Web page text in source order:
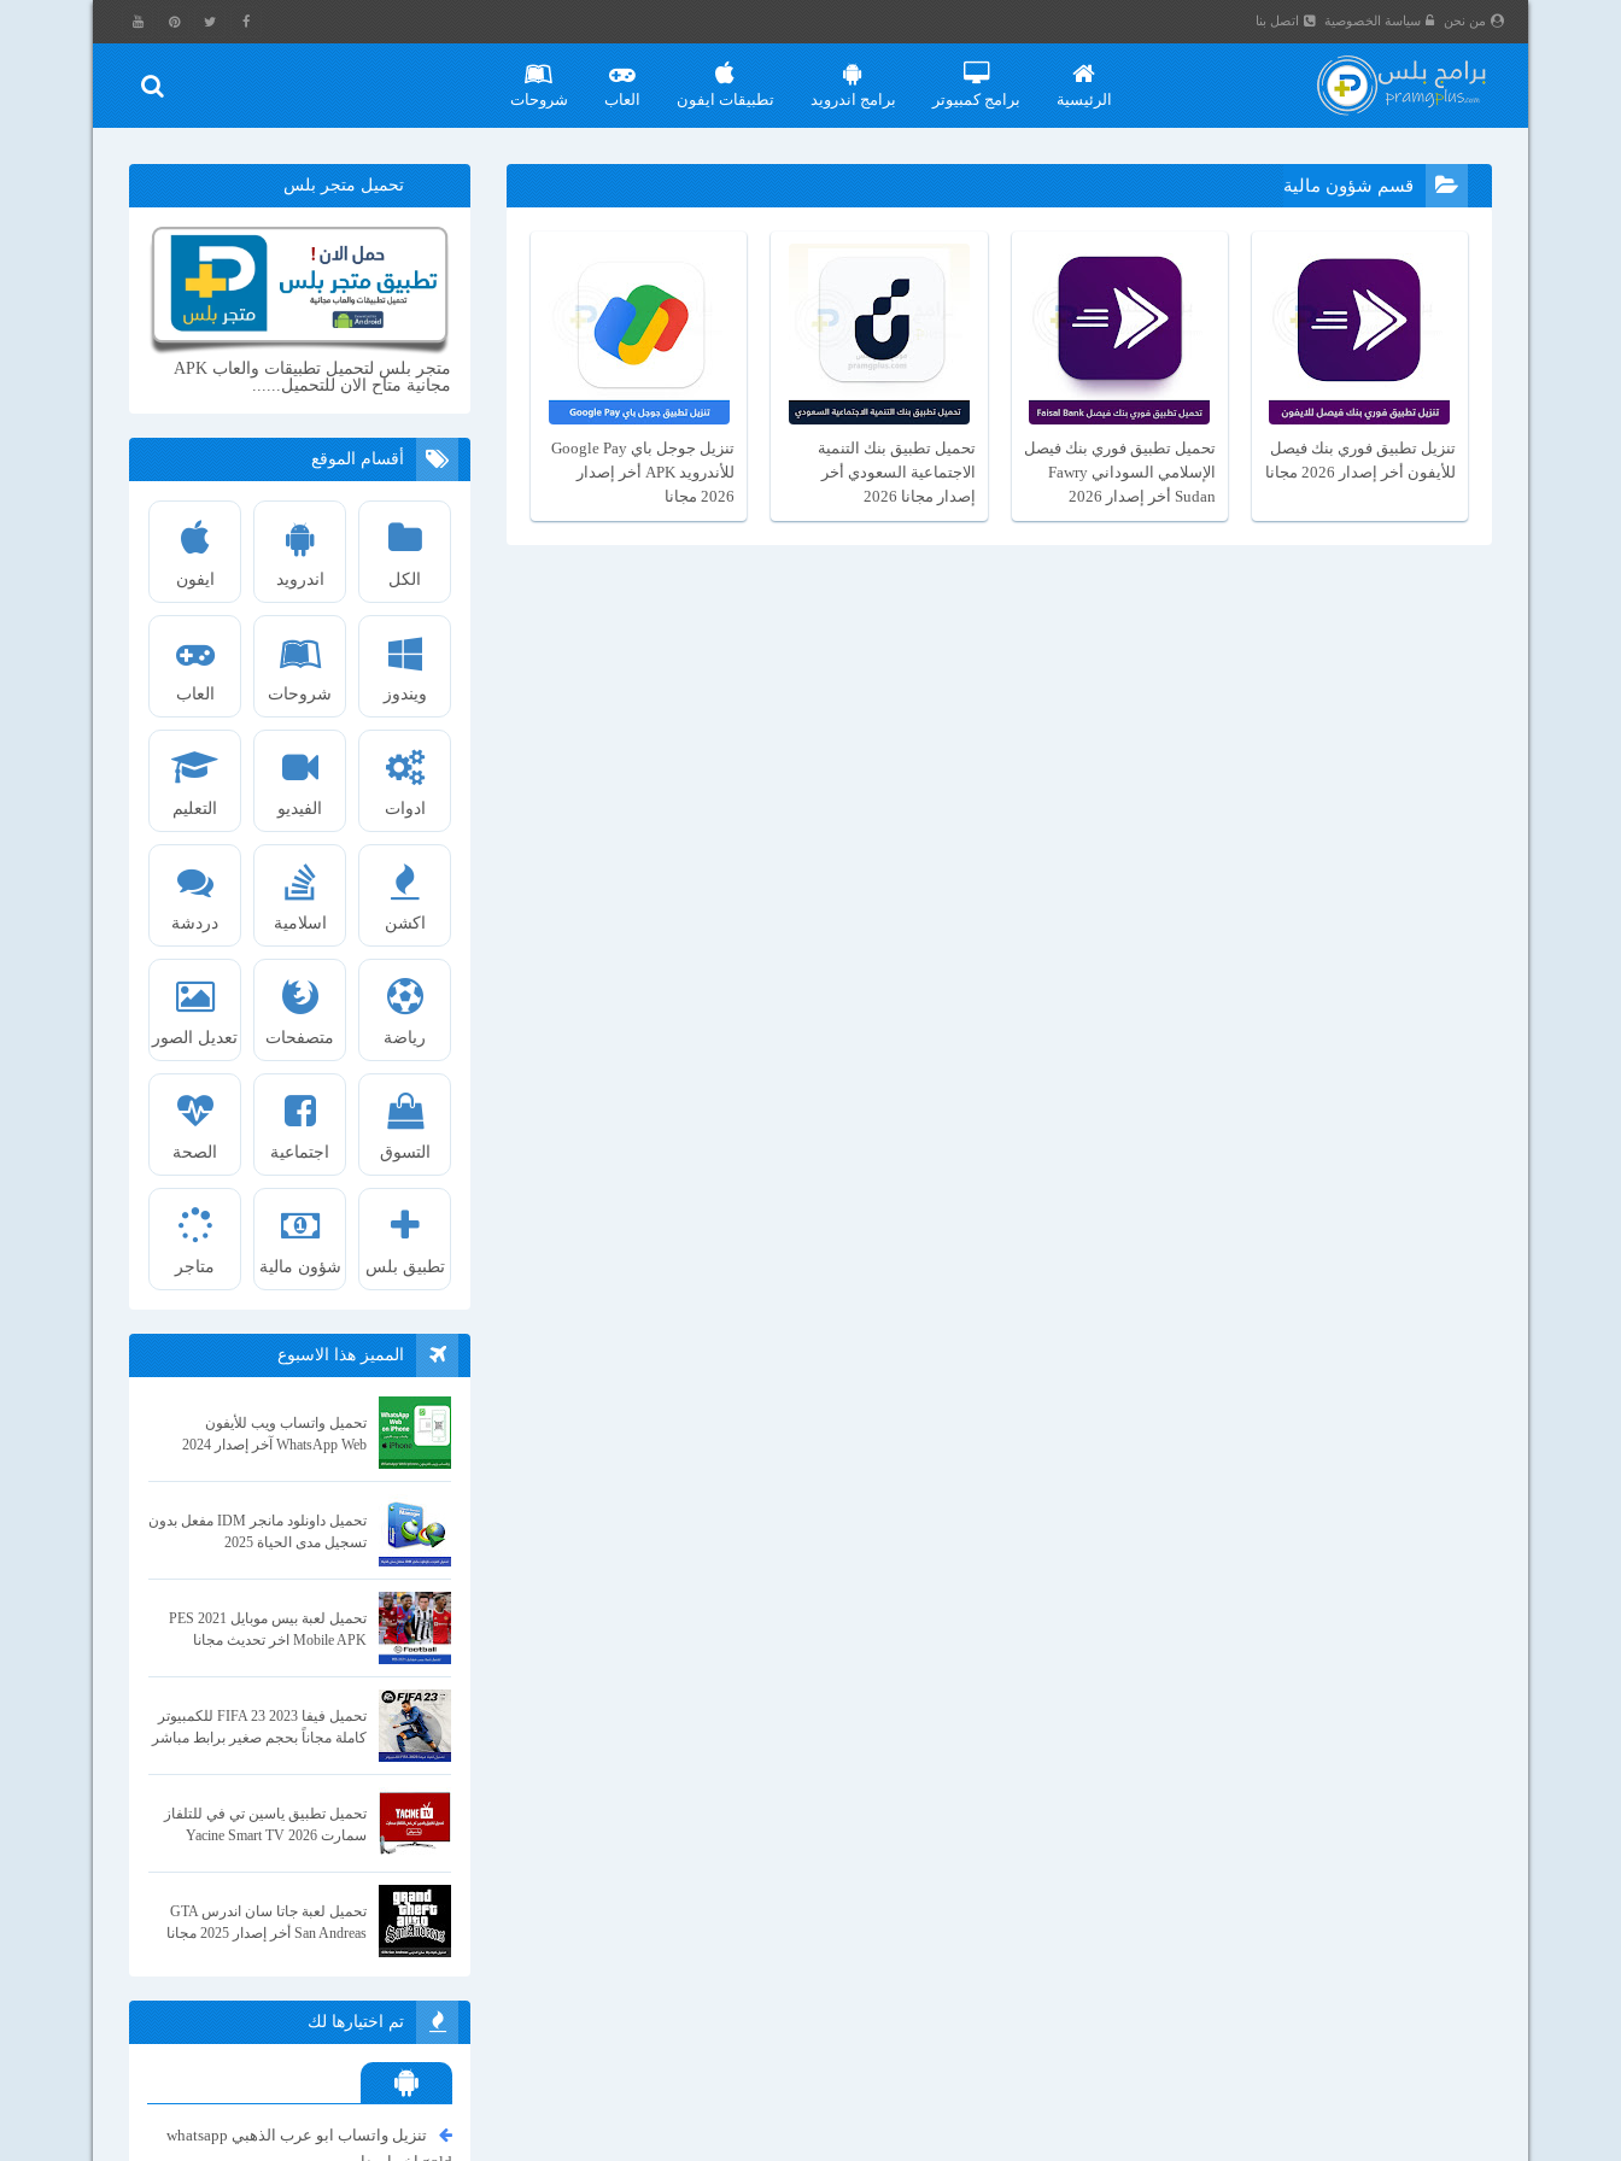
من نحن سياسة الخصوصية اتصل بنا
الرئيسية برامج كمبيوتر برامج اندرويد تطبيقات ايفون العاب شروحات
قسم شؤون مالية
تنزيل تطبيق فوري بنك فيصل
للأيفون أخر إصدار 2026 مجانا
تحميل تطبيق فوري بنك فيصل
الإسلامي السوداني Fawry
Sudan أخر إصدار 2026
تحميل تطبيق بنك التنمية
الاجتماعية السعودي أخر
إصدار مجانا 2026
تنزيل جوجل باي Google Pay
للأندرويد APK أخر إصدار
2026 مجانا
تحميل متجر بلس
متجر بلس لتحميل تطبيقات والعاب APK
مجانية متاح الان للتحميل......
أقسام الموقع
الكل اندرويد ايفون
ويندوز شروحات العاب
ادوات الفيديو التعليم
اكشن اسلامية دردشة
رياضة متصفحات تعديل الصور
التسوق اجتماعية الصحة
تطبيق بلس شؤون مالية متاجر
المميز هذا الاسبوع
تحميل واتساب ويب للأيفون
WhatsApp Web آخر إصدار 2024
تحميل داونلود مانجر IDM مفعل بدون
تسجيل مدى الحياة 2025
تحميل لعبة بيس موبايل 2021 PES
Mobile APK اخر تحديث مجانا
تحميل فيفا 2023 FIFA 23 للكمبيوتر
كاملة مجاناً بحجم صغير برابط مباشر
تحميل تطبيق ياسين تي في للتلفاز
سمارت Yacine Smart TV 2026
تحميل لعبة جاتا سان اندرس GTA
San Andreas أخر إصدار 2025 مجانا
تم اختيارها لك
تنزيل واتساب ابو عرب الذهبي whatsapp